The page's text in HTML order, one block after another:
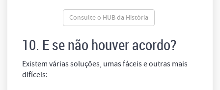
Consulte o HUB da História
10. E se não houver acordo?
Existem várias soluções, umas fáceis e outras mais
difíceis: